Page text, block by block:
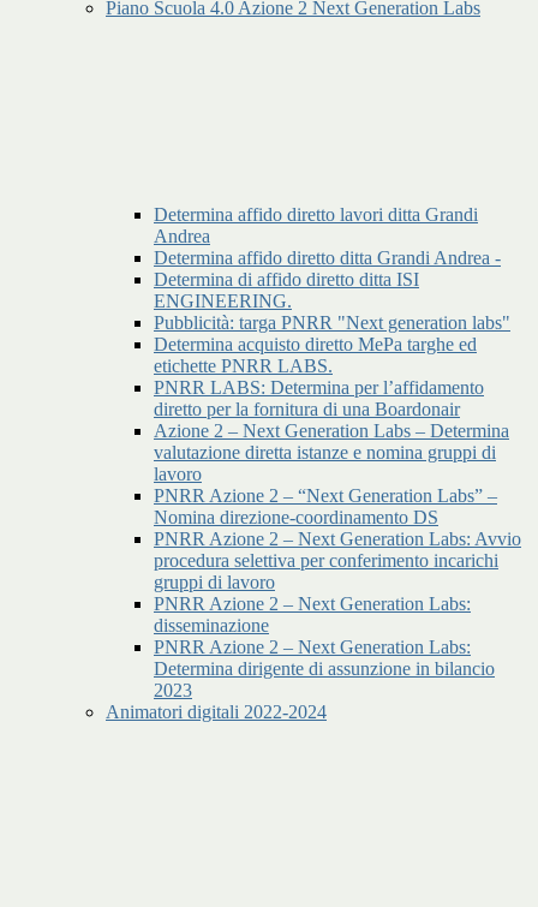
Piano Scuola 4.0 Azione 2 Next Generation Labs
Determina affido diretto lavori ditta Grandi
Andrea
Determina affido diretto ditta Grandi Andrea -
Determina di affido diretto ditta ISI
ENGINEERING.
Pubblicità: targa PNRR "Next generation labs"
Determina acquisto diretto MePa targhe ed
etichette PNRR LABS.
PNRR LABS: Determina per l’affidamento
diretto per la fornitura di una Boardonair
Azione 2 – Next Generation Labs – Determina
valutazione diretta istanze e nomina gruppi di
lavoro
PNRR Azione 2 – “Next Generation Labs” –
Nomina direzione-coordinamento DS
PNRR Azione 2 – Next Generation Labs: Avvio
procedura selettiva per conferimento incarichi
gruppi di lavoro
PNRR Azione 2 – Next Generation Labs:
disseminazione
PNRR Azione 2 – Next Generation Labs:
Determina dirigente di assunzione in bilancio
2023
Animatori digitali 2022-2024